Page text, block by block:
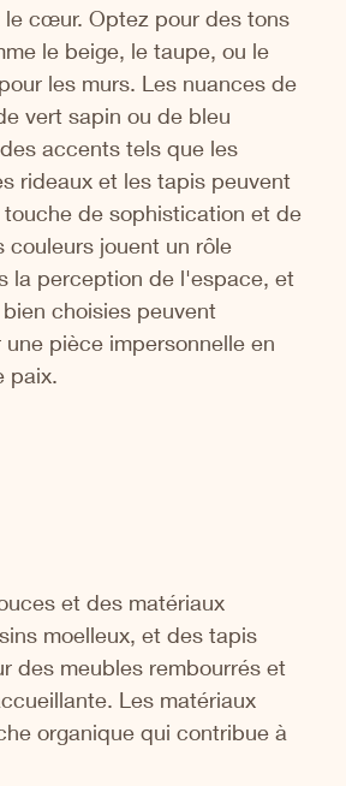
le cœur. Optez pour des tons
le beige, le taupe, ou le
les murs. Les nuances de
vert sapin ou de bleu
accents tels que les
rideaux et les tapis peuvent
touche de sophistication et de
couleurs jouent un rôle
la perception de l'espace, et
choisies peuvent
une pièce impersonnelle en
paix.
et des matériaux
moelleux, et des tapis
des meubles rembourrés et
Les matériaux
organique qui contribue à